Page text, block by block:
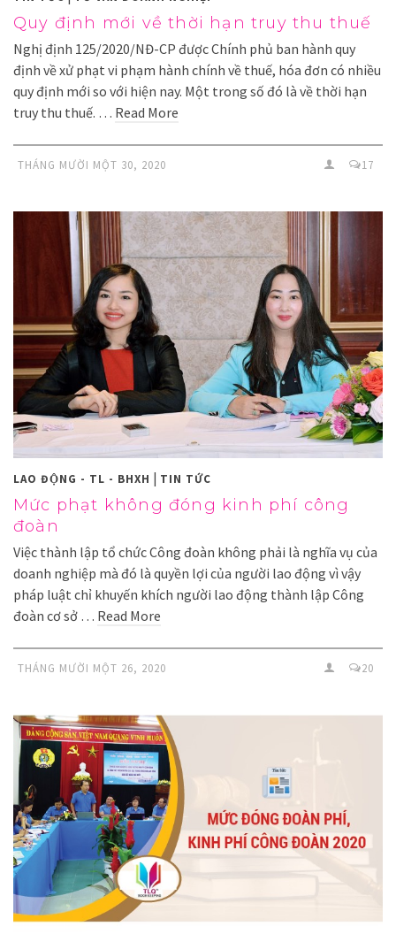
Quy định mới về thời hạn truy thu thuế
Nghị định 125/2020/NĐ-CP được Chính phủ ban hành quy
định về xử phạt vi phạm hành chính về thuế, hóa đơn có nhiều
quy định mới so với hiện nay. Một trong số đó là về thời hạn
truy thu thuế. … Read More
THÁNG MƯỜI MỘT 30, 2020 17
LAO ĐỘNG - TL - BHXH | TIN TỨC
Mức phạt không đóng kinh phí công
đoàn
Việc thành lập tổ chức Công đoàn không phải là nghĩa vụ của
doanh nghiệp mà đó là quyền lợi của người lao động vì vậy
pháp luật chỉ khuyến khích người lao động thành lập Công
đoàn cơ sở … Read More
THÁNG MƯỜI MỘT 26, 2020 20